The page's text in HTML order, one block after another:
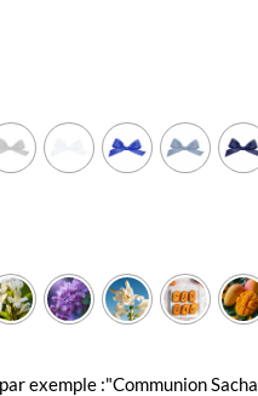
exemple :"Communion